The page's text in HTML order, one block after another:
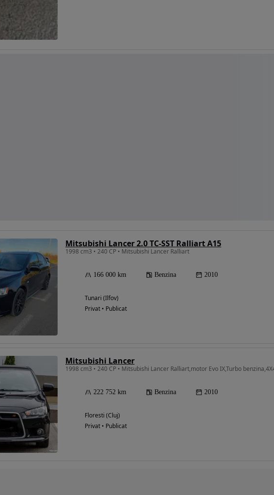
Mitsubishi Lancer 2.0 TC-SST Ralliart A15
1998 cm3 • 240 CP • Mitsubishi Lancer Ralliart
166 000 km Benzina 2010
Tunari (Ilfov)
Privat • Publicat
Mitsubishi Lancer
1998 cm3 • 240 CP • Mitsubishi Lancer Ralliart,motor Evo IX,Turbo
222 752 km Benzina 2010
Floresti (Cluj)
Privat • Publicat